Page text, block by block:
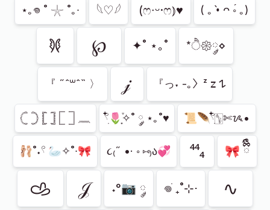
⋆｡𖦹 ˚ 𓇼 ˚｡∙ 𓆩♡︎𓆪 (ෆ∙ᵕ·ෆ⦆♥ ( ｡ •̀ ᴖ ◦́ ｡)
𐦍 ℘ ✦˚ ⋆｡˚ *ੈ𑁍༘⋄
『 ˶ˆ꒳ˆ˵ 〉 𝒿 『っ˕ -｡〉ᶻ 𝗓 𐰁
𓊆 𓊇 𓊈 𓊉 𓉘 𓉝 𓈖 𓍢ִ໋🌷͙֒✧˚ ༘ ⋆｡˚♥ 📜🪶𓍢ִ໋🀦✄ᝰ•
🩰˚˖𓍢 🦢✧˚∙🎀 ૮₍˶ •· ◦ ⑅₎ა💞 ⁴⁴₄ 🎀 ྀིྀི
𐚁 𝒥 ˖°📷 ༘ 𖦹ׂ ₊˚⊹⋅ ∿